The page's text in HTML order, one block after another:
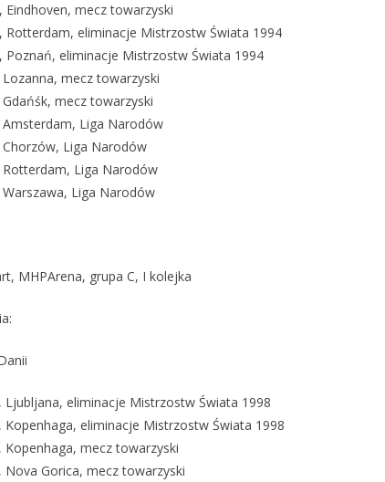
, Eindhoven, mecz towarzyski
, Rotterdam, eliminacje Mistrzostw Świata 1994
, Poznań, eliminacje Mistrzostw Świata 1994
Lozanna, mecz towarzyski
Gdańśk, mecz towarzyski
Amsterdam, Liga Narodów
Chorzów, Liga Narodów
Rotterdam, Liga Narodów
Warszawa, Liga Narodów
MHPArena, grupa C, I kolejka
, Ljubljana, eliminacje Mistrzostw Świata 1998
, Kopenhaga, eliminacje Mistrzostw Świata 1998
, Kopenhaga, mecz towarzyski
, Nova Gorica, mecz towarzyski